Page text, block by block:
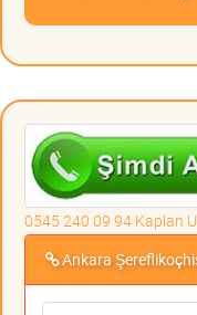
0545 240 09 94 Kaplan
Ankara